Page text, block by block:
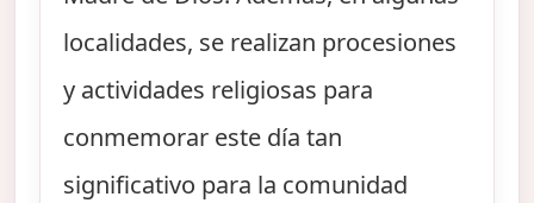
localidades, se realizan procesiones
y actividades religiosas para
conmemorar este día tan
significativo para la comunidad